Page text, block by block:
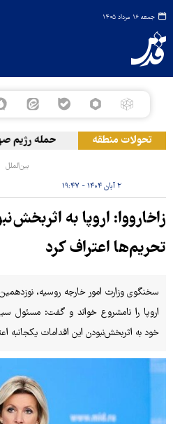
جمعه ۱۶ مرداد ۱۴۰۵
تحولات منطقه حمله رژیم
بین‌الملل
۲ آبان ۱۴۰۴ - ۱۹:۴۷
زاخارووا:‌ اروپا به
تحریم‌ها اعتراف کرد
سخنگوی وزارت امور خارجه روسیه،
اروپا را نامشروع خواند و گفت: مسئول
خود به اثربخش‌نبودن این اقدامات یکجانبه